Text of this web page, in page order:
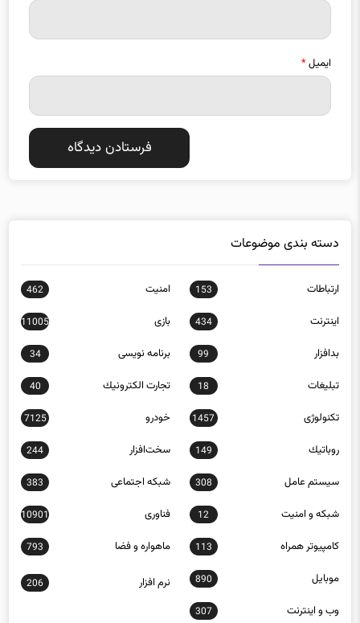
ایمیل*
دسته بندی موضوعات
ارتباطات 153 امنيت 462
اينترنت 434 بازی 11005
بدافزار 99 برنامه نويسی 34
تبلیغات 18 تجارت الكترونيك 40
تکنولوژی 1457 خودرو 7125
روباتيك 149 سخت‌افزار 244
سيستم عامل 308 شبكه اجتماعی 383
شبكه و امنيت 12 فناوری 10901
كامپيوتر همراه 113 ماهواره و فضا 793
موبايل 890 نرم افزار 206
وب و اينترنت 307